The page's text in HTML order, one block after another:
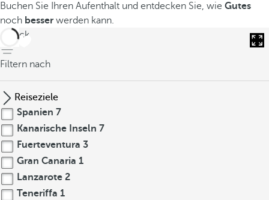
Buchen Sie Ihren Aufenthalt und entdecken Sie, wie Gutes
noch besser werden kann.
zurück
Filtern nach
Reiseziele
Spanien 7
Kanarische Inseln 7
Fuerteventura 3
Gran Canaria 1
Lanzarote 2
Teneriffa 1